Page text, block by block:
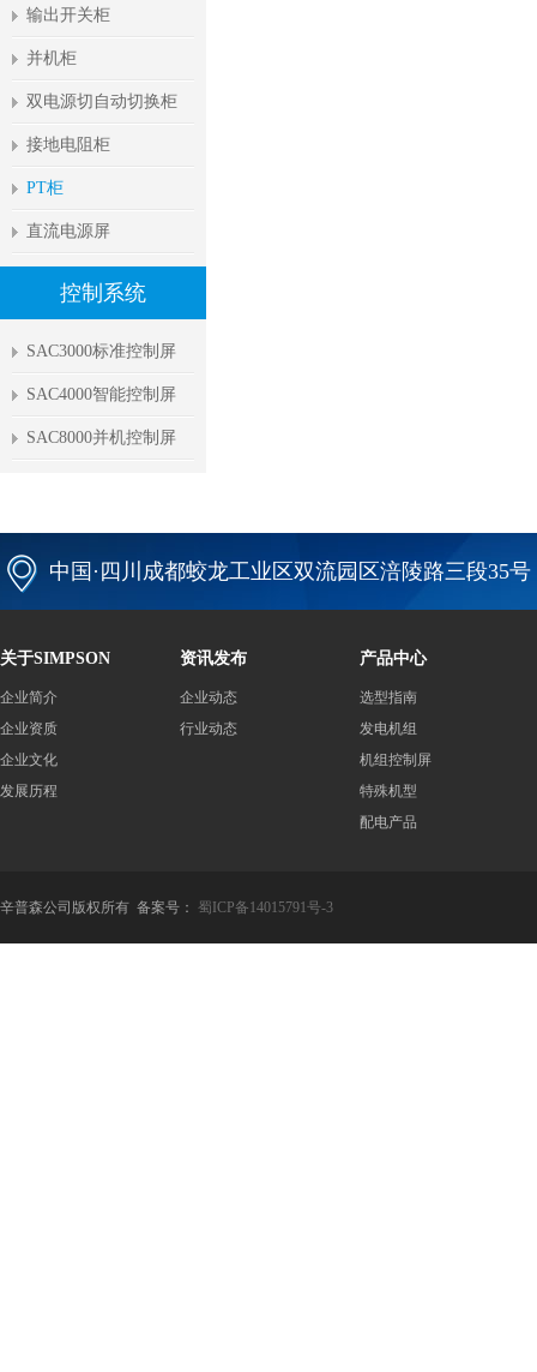
输出开关柜
并机柜
双电源切自动切换柜
接地电阻柜
PT柜
直流电源屏
控制系统
SAC3000标准控制屏
SAC4000智能控制屏
SAC8000并机控制屏
中国·四川成都蛟龙工业区双流园区涪陵路三段35号
关于SIMPSON
企业简介
企业资质
企业文化
发展历程
资讯发布
企业动态
行业动态
产品中心
选型指南
发电机组
机组控制屏
特殊机型
配电产品
辛普森公司版权所有 备案号： 蜀ICP备14015791号-3